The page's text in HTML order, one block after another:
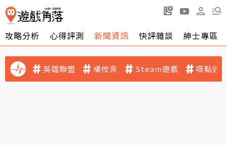
攻略分析 心得評測 新聞資訊 快評雜談 紳士專區
英雄聯盟 橘攸奈 Steam遊戲 吸點迷